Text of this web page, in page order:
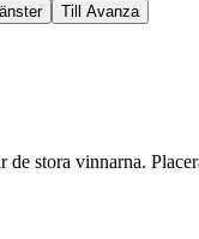
Till Avanza
de stora vinnarna.